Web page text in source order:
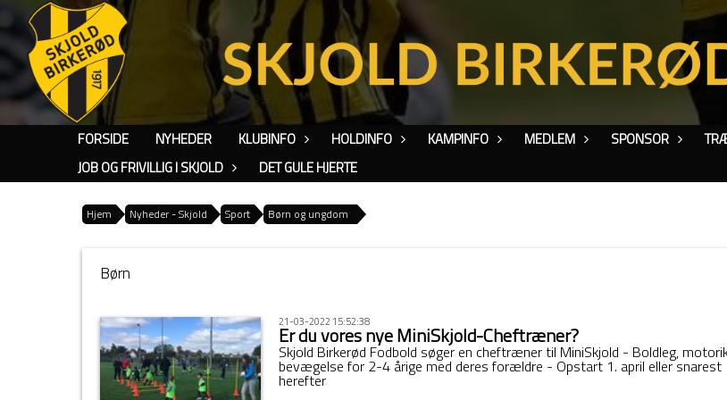
FORSIDE NYHEDER KLUBINFO HOLDINFO KAMPINFO MEDLEM SPONSOR
JOB OG FRIVILLIG I SKJOLD
DET GULE HJERTE
Hjem Nyheder - Skjold Sport Børn og ungdom
Børn
21-03-2022 15:52:38
Er du vores nye MiniSkjold-Cheftræner?
Skjold Birkerød Fodbold søger en cheftræner til MiniSkjold - Boldleg,
bevægelse for 2-4 årige med deres forældre - Opstart 1. april eller snarest
herefter